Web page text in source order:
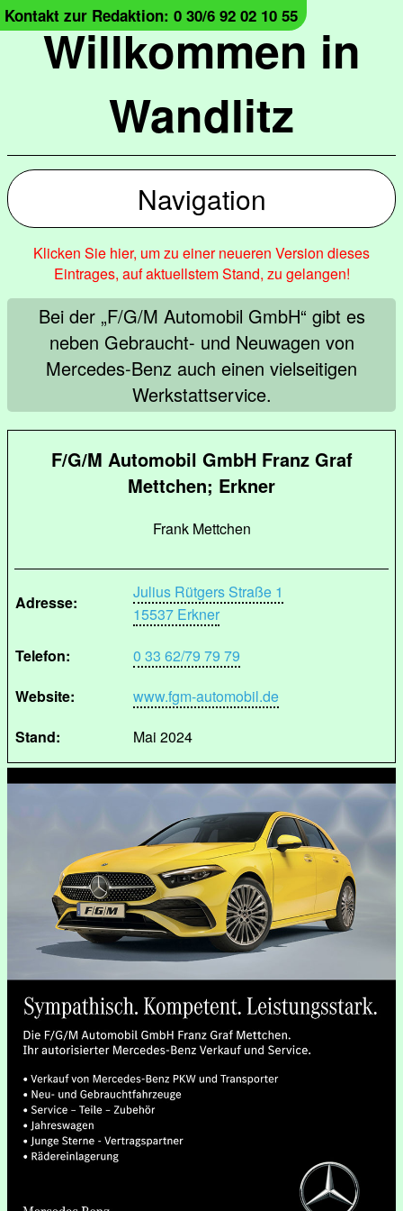
Willkommen in
Wandlitz
Kontakt zur Redaktion: 0 30/6 92 02 10 55
Navigation
Klicken Sie hier, um zu einer neueren Version dieses
Eintrages, auf aktuellstem Stand, zu gelangen!
Bei der „F/G/M Automobil GmbH“ gibt es
neben Gebraucht- und Neuwagen von
Mercedes-Benz auch einen vielseitigen
Werkstattservice.
F/G/M Automobil GmbH Franz Graf
Mettchen; Erkner
Frank Mettchen
Adresse:
Julius Rütgers Straße 1
15537 Erkner
Telefon:
0 33 62/79 79 79
Website:
www.fgm-automobil.de
Stand:
Mai 2024